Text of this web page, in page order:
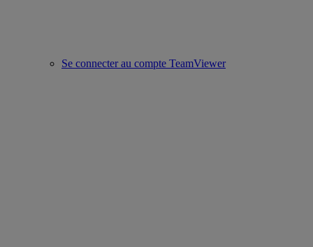
Se connecter au compte TeamViewer